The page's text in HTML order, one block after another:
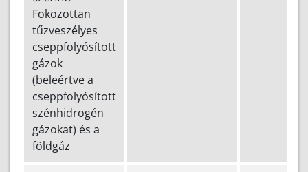
Fokozottan
tűzveszélyes
cseppfolyósított
gázok
(beleértve a
cseppfolyósított
szénhidrogén
gázokat) és a
földgáz